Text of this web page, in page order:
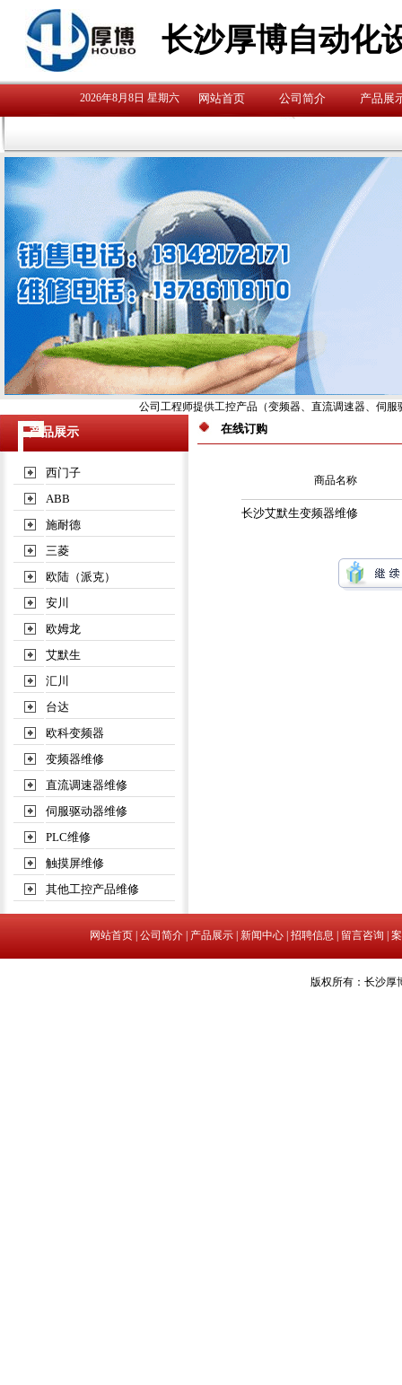
长沙厚博自动化
2026年8月8日 星期六 网站首页 公司简介 产品展
公司工程师提供工控产品（变频器、直流调速器、伺服
产品展示
西门子
ABB
施耐德
三菱
欧陆（派克）
安川
欧姆龙
艾默生
汇川
台达
欧科变频器
变频器维修
直流调速器维修
伺服驱动器维修
PLC维修
触摸屏维修
其他工控产品维修
在线订购
商品名称
长沙艾默生变频器维修
网站首页| 公司简介| 产品展示| 新闻中心| 招聘信息 留言咨询
版权所有：长沙